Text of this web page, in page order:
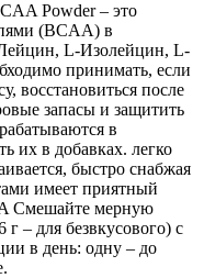
Powder – это
(BCAA) в
L-Изолейцин, L-
принимать, если
восстановиться после
запасы и защитить
в
их в добавках. легко
быстро снабжая
имеет приятный
Смешайте мерную
– для безвкусового) с
в день: одну – до